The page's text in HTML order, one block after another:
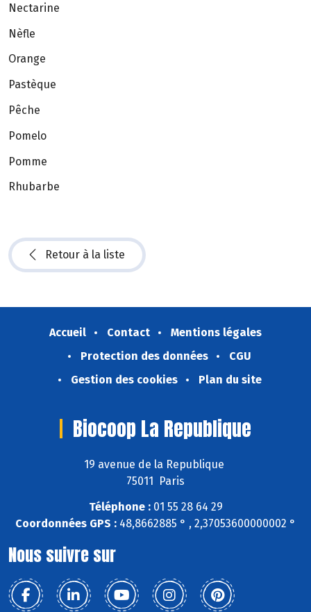
Nectarine
Nèfle
Orange
Pastèque
Pêche
Pomelo
Pomme
Rhubarbe
Retour à la liste
Accueil Contact
Mentions légales
Protection des données
CGU
Gestion des cookies
Plan du site
Biocoop La Republique
19 avenue de la Republique
75011 Paris
Téléphone :01 55 28 64 29
Coordonnées GPS : 48,8662885 ° , 2,37053600000002 °
Nous suivre sur